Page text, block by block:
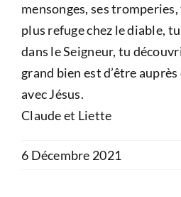
mensonges, ses
plus refuge chez le diable,
dans le Seigneur, tu
grand bien est d’être
avec Jésus.
Claude et Liette
6 Décembre 2021